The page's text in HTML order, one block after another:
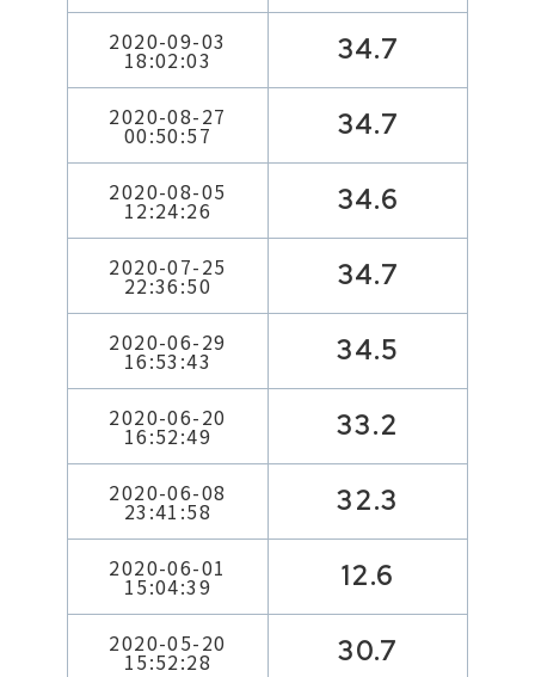
2020-09-03
18:02:03 34.7
2020-08-27
00:50:57 34.7
2020-08-05
12:24:26 34.6
2020-07-25
22:36:50 34.7
2020-06-29
16:53:43 34.5
2020-06-20
16:52:49 33.2
2020-06-08
23:41:58 32.3
2020-06-01
15:04:39 12.6
2020-05-20
15:52:28 30.7